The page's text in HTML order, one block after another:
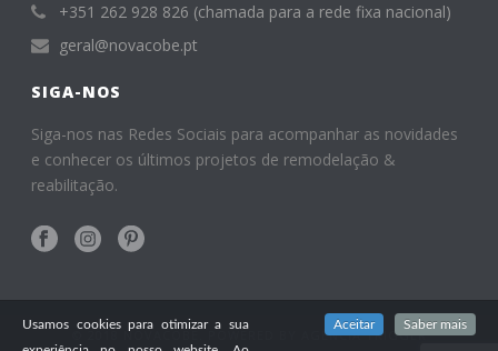
+351 262 928 826 (chamada para a rede fixa nacional)
geral@novacobe.pt
SIGA-NOS
Siga-nos nas Redes Sociais para acompanhar as novidades
e conhecer os últimos projetos de remodelação &
reabilitação.
© 2018 NOVACOBE. POWERED BY AGÊNCIA TRIGGER
Usamos cookies para otimizar a sua
Aceitar Saber mais